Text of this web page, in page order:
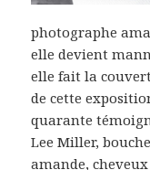
photographe
elle devient
elle fait la
de cette
quarante
Lee Miller,
amande,